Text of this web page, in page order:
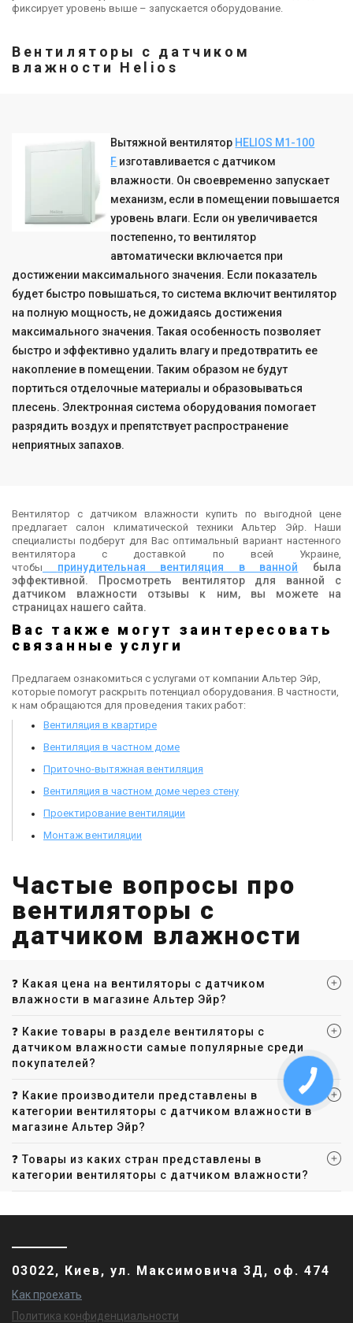
фиксирует уровень выше – запускается оборудование.
Вентиляторы с датчиком
влажности Helios
Вытяжной вентилятор HELIOS М1-100
F изготавливается с датчиком
влажности. Он своевременно запускает
механизм, если в помещении повышается
уровень влаги. Если он увеличивается
постепенно, то вентилятор
автоматически включается при
достижении максимального значения. Если показатель
будет быстро повышаться, то система включит вентилятор
на полную мощность, не дожидаясь достижения
максимального значения. Такая особенность позволяет
быстро и эффективно удалить влагу и предотвратить ее
накопление в помещении. Таким образом не будут
портиться отделочные материалы и образовываться
плесень. Электронная система оборудования помогает
разрядить воздух и препятствует распространение
неприятных запахов.
Вентилятор с датчиком влажности купить по выгодной цене
предлагает салон климатической техники Альтер Эйр. Наши
специалисты подберут для Вас оптимальный вариант настенного
вентилятора с доставкой по всей Украине,
чтобы
принудительная вентиляция в ванной была
эффективной. Просмотреть вентилятор для ванной с
датчиком влажности отзывы к ним, вы можете на
страницах нашего сайта.
Вас также могут заинтересовать
связанные услуги
Предлагаем ознакомиться с услугами от компании Альтер Эйр,
которые помогут раскрыть потенциал оборудования. В частности,
к нам обращаются для проведения таких работ:
Вентиляция в квартире
Вентиляция в частном доме
Приточно-вытяжная вентиляция
Вентиляция в частном доме через стену
Проектирование вентиляции
Монтаж вентиляции
Частые вопросы про
вентиляторы с
датчиком влажности
❓ Какая цена на вентиляторы с датчиком
влажности в магазине Альтер Эйр?
❓ Какие товары в разделе вентиляторы с
датчиком влажности самые популярные среди
покупателей?
❓ Какие производители представлены в
категории вентиляторы с датчиком влажности в
магазине Альтер Эйр?
❓ Товары из каких стран представлены в
категории вентиляторы с датчиком влажности?
03022, Киев, ул. Максимовича 3Д, оф. 474
Как проехать
Политика конфиденциальности